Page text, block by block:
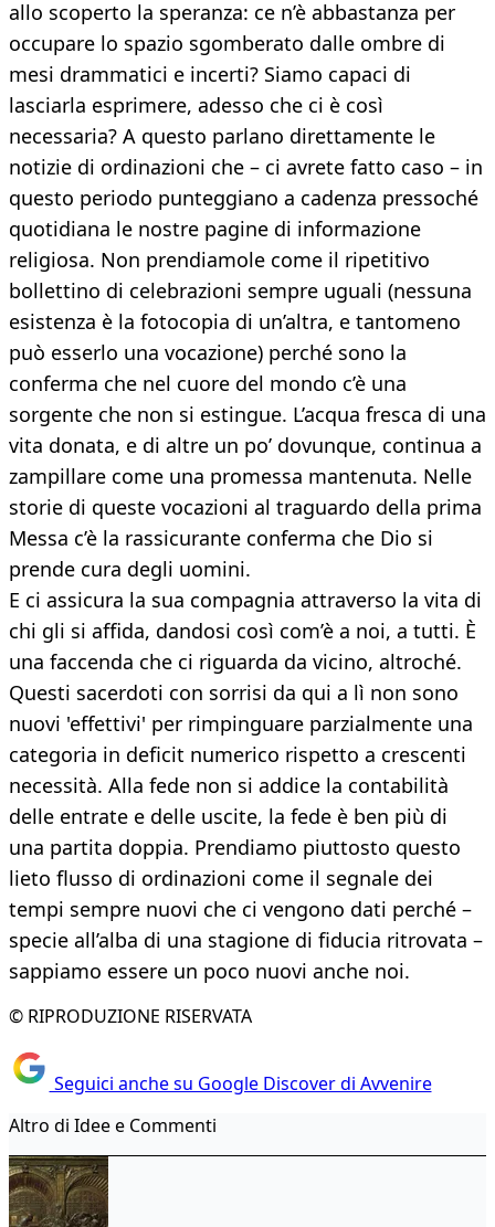
allo scoperto la speranza: ce n’è abbastanza per
occupare lo spazio sgomberato dalle ombre di
mesi drammatici e incerti? Siamo capaci di
lasciarla esprimere, adesso che ci è così
necessaria? A questo parlano direttamente le
notizie di ordinazioni che – ci avrete fatto caso – in
questo periodo punteggiano a cadenza pressoché
quotidiana le nostre pagine di informazione
religiosa. Non prendiamole come il ripetitivo
bollettino di celebrazioni sempre uguali (nessuna
esistenza è la fotocopia di un’altra, e tantomeno
può esserlo una vocazione) perché sono la
conferma che nel cuore del mondo c’è una
sorgente che non si estingue. L’acqua fresca di una
vita donata, e di altre un po’ dovunque, continua a
zampillare come una promessa mantenuta. Nelle
storie di queste vocazioni al traguardo della prima
Messa c’è la rassicurante conferma che Dio si
prende cura degli uomini.
E ci assicura la sua compagnia attraverso la vita di
chi gli si affida, dandosi così com’è a noi, a tutti. È
una faccenda che ci riguarda da vicino, altroché.
Questi sacerdoti con sorrisi da qui a lì non sono
nuovi 'effettivi' per rimpinguare parzialmente una
categoria in deficit numerico rispetto a crescenti
necessità. Alla fede non si addice la contabilità
delle entrate e delle uscite, la fede è ben più di
una partita doppia. Prendiamo piuttosto questo
lieto flusso di ordinazioni come il segnale dei
tempi sempre nuovi che ci vengono dati perché –
specie all’alba di una stagione di fiducia ritrovata –
sappiamo essere un poco nuovi anche noi.
© RIPRODUZIONE RISERVATA
Seguici anche su Google Discover di Avvenire
Altro di Idee e Commenti